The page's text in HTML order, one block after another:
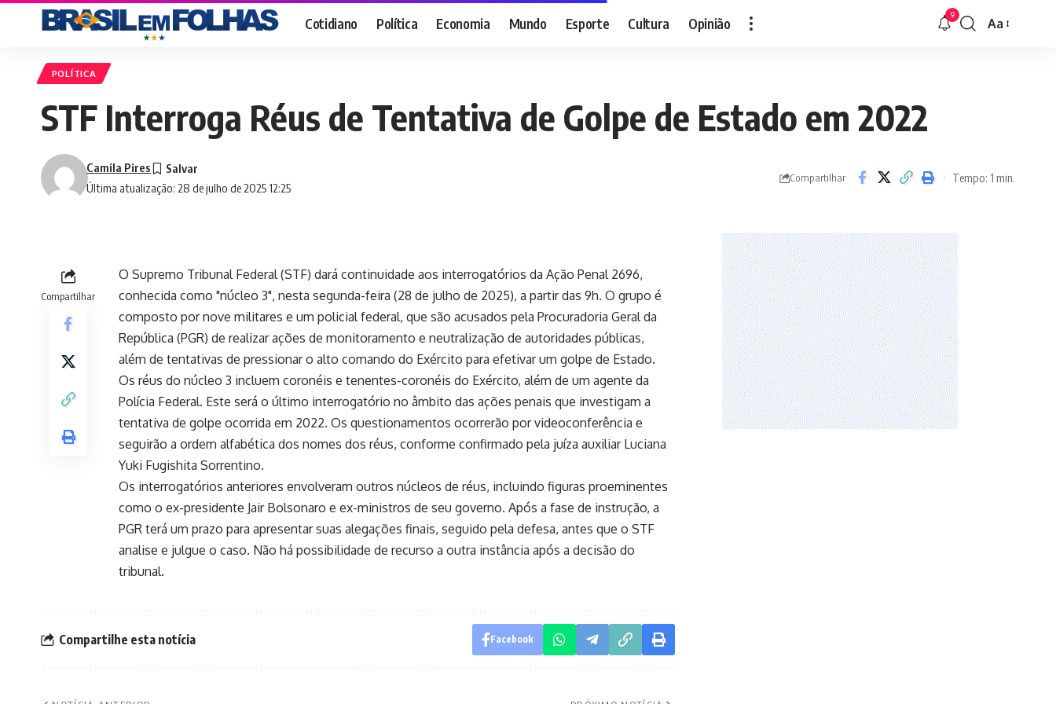
Cotidiano Política Economia Mundo Esporte Cultura Opinião 9
Font
Aa
POLÍTICA
STF Interroga Réus de Tentativa de Golpe de Estado em 2022
Última atualização: 28 de julho de 2025 12:25
Camila Pires
Compartilhar Tempo: 1 min.
Compartilhar
O Supremo Tribunal Federal (STF) dará continuidade aos interrogatórios da Ação Penal 2696,
conhecida como "núcleo 3", nesta segunda-feira (28 de julho de 2025), a partir das 9h. O grupo é
composto por nove militares e um policial federal, que são acusados pela Procuradoria Geral da
República (PGR) de realizar ações de monitoramento e neutralização de autoridades públicas,
além de tentativas de pressionar o alto comando do Exército para efetivar um golpe de Estado.
Os réus do núcleo 3 incluem coronéis e tenentes-coronéis do Exército, além de um agente da
Polícia Federal. Este será o último interrogatório no âmbito das ações penais que investigam a
tentativa de golpe ocorrida em 2022. Os questionamentos ocorrerão por videoconferência e
seguirão a ordem alfabética dos nomes dos réus, conforme confirmado pela juíza auxiliar Luciana
Yuki Fugishita Sorrentino.
Os interrogatórios anteriores envolveram outros núcleos de réus, incluindo figuras proeminentes
como o ex-presidente Jair Bolsonaro e ex-ministros de seu governo. Após a fase de instrução, a
PGR terá um prazo para apresentar suas alegações finais, seguido pela defesa, antes que o STF
analise e julgue o caso. Não há possibilidade de recurso a outra instância após a decisão do
tribunal.
Compartilhe esta notícia Facebook